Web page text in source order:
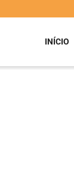
INÍCIO